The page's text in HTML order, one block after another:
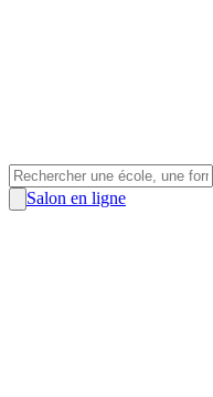
Salon en ligne